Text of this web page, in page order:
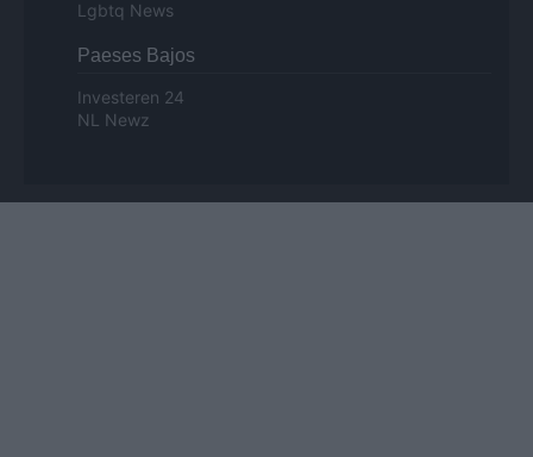
Lgbtq News
Paeses Bajos
Investeren 24
NL Newz